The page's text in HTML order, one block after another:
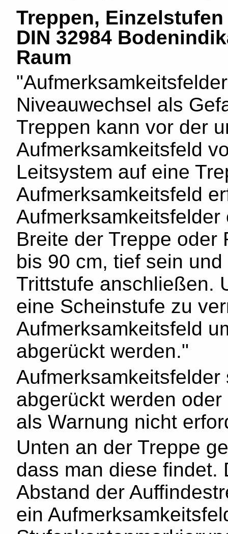
Treppen,
DIN 32984
Raum
Niveauwechsel als
Treppen kann vor der
Aufmerksamkeitsfeld
Leitsystem auf eine
Aufmerksamkeitsfeld
Breite der Treppe oder
bis 90 cm, tief sein
Trittstufe anschließen.
eine Scheinstufe zu
Aufmerksamkeitsfeld
abgerückt werden."
abgerückt werden
als Warnung nicht
Unten an der Treppe
dass man diese findet.
Abstand der
ein